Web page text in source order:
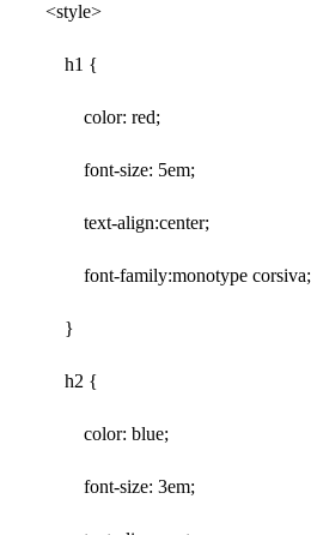
<style>
h1 {
color: red;
font-size: 5em;
text-align:center;
font-family:monotype corsiva;
}
h2 {
color: blue;
font-size: 3em;